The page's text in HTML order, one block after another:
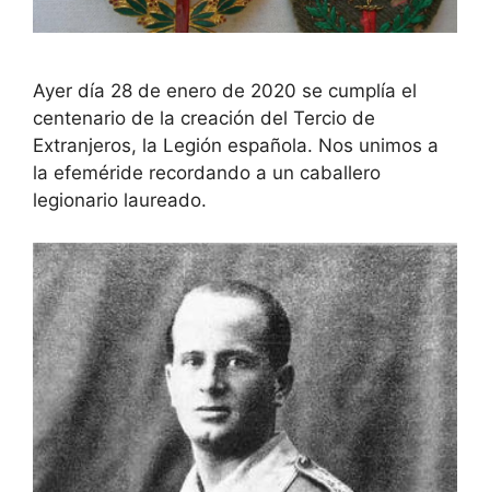
Ayer día 28 de enero de 2020 se cumplía el
centenario de la creación del Tercio de
Extranjeros, la Legión española. Nos unimos a
la efeméride recordando a un caballero
legionario laureado.